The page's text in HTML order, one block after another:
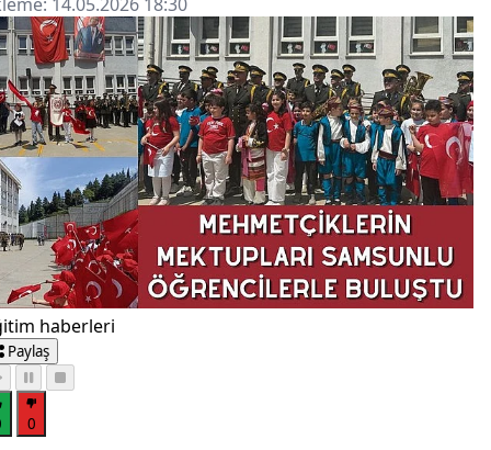
haberleri
Paylaş
0